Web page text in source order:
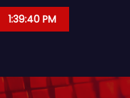
1:39:40 PM